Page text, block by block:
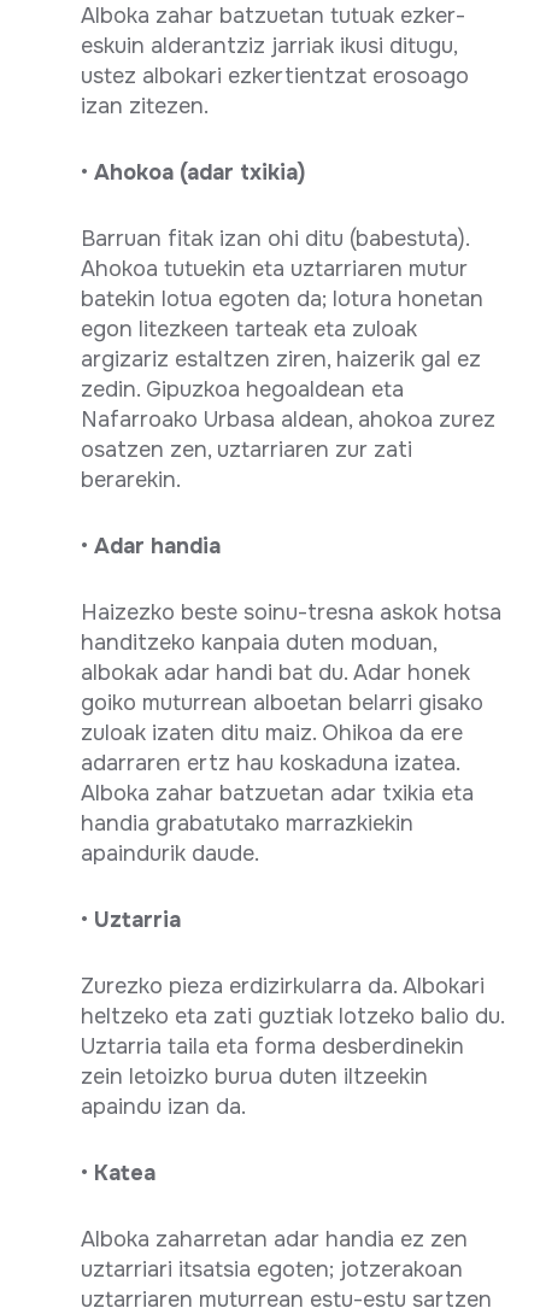
Alboka zahar batzuetan tutuak ezker-
eskuin alderantziz jarriak ikusi ditugu,
ustez albokari ezkertientzat erosoago
izan zitezen.
• Ahokoa (adar txikia)
Barruan fitak izan ohi ditu (babestuta).
Ahokoa tutuekin eta uztarriaren mutur
batekin lotua egoten da; lotura honetan
egon litezkeen tarteak eta zuloak
argizariz estaltzen ziren, haizerik gal ez
zedin. Gipuzkoa hegoaldean eta
Nafarroako Urbasa aldean, ahokoa zurez
osatzen zen, uztarriaren zur zati
berarekin.
• Adar handia
Haizezko beste soinu-tresna askok hotsa
handitzeko kanpaia duten moduan,
albokak adar handi bat du. Adar honek
goiko muturrean alboetan belarri gisako
zuloak izaten ditu maiz. Ohikoa da ere
adarraren ertz hau koskaduna izatea.
Alboka zahar batzuetan adar txikia eta
handia grabatutako marrazkiekin
apaindurik daude.
• Uztarria
Zurezko pieza erdizirkularra da. Albokari
heltzeko eta zati guztiak lotzeko balio du.
Uztarria taila eta forma desberdinekin
zein letoizko burua duten iltzeekin
apaindu izan da.
• Katea
Alboka zaharretan adar handia ez zen
uztarriari itsatsia egoten; jotzerakoan
uztarriaren muturrean estu-estu sartzen